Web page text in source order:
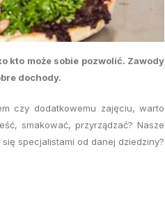
kto może sobie pozwolić. Zawody
dochody.
czy dodatkowemu zajęciu, warto
smakować, przyrządzać? Nasze
specjalistami od danej dziedziny?